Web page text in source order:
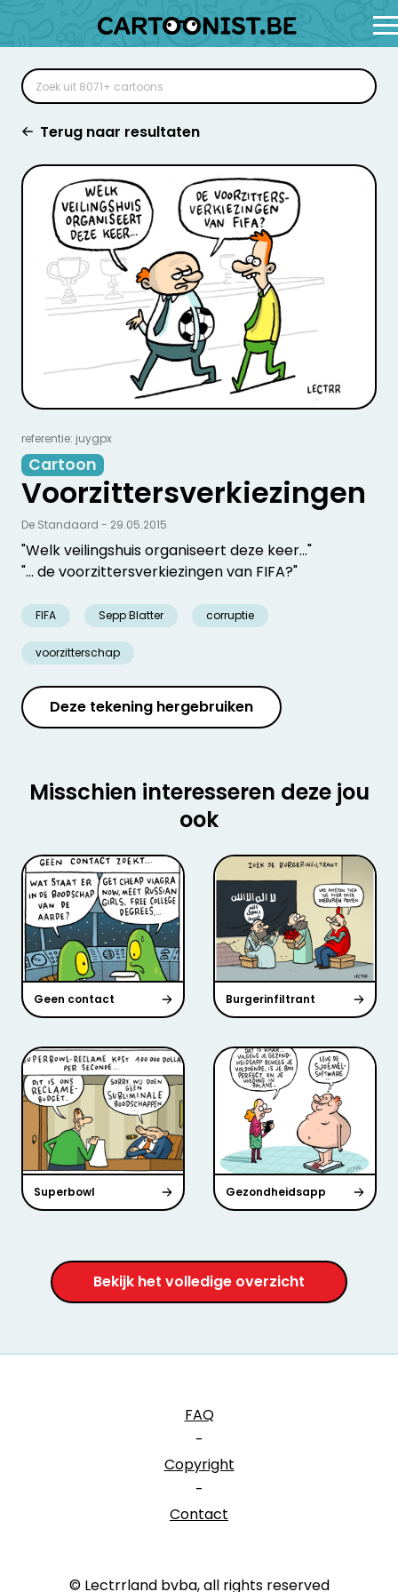
Terug naar resultaten
referentie: juygpx
Cartoon
Voorzittersverkiezingen
"Welk veilingshuis organiseert deze keer..."
"... de voorzittersverkiezingen van FIFA?"
FIFA Sepp Blatter corruptie
voorzitterschap
De Standaard - 29.05.2015
Deze tekening hergebruiken
Misschien interesseren deze jou
ook
Geen contact Burgerinfiltrant
Superbowl Gezondheidsapp
Bekijk het volledige overzicht
FAQ
-
Copyright
-
Contact
© Lectrrland bvba, all rights reserved